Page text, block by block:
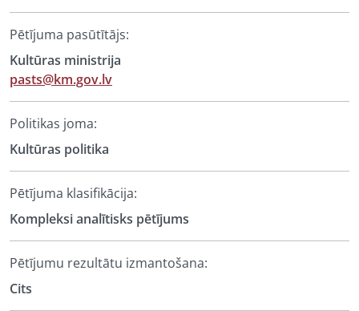
Pētījuma pasūtītājs:
Kultūras ministrija
pasts@km.gov.lv
Politikas joma:
Kultūras politika
Pētījuma klasifikācija:
Kompleksi analītisks pētījums
Pētījumu rezultātu izmantošana:
Cits